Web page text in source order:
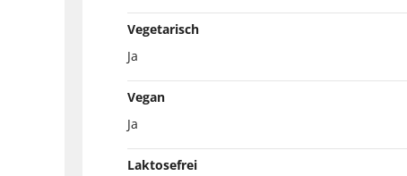
Vegetarisch
Ja
Vegan
Ja
Laktosefrei